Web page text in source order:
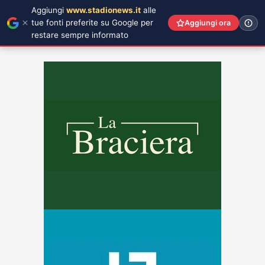
Aggiungi www.stadionews.it alle
tue fonti preferite su Google per
restare sempre informato
Aggiungi ora